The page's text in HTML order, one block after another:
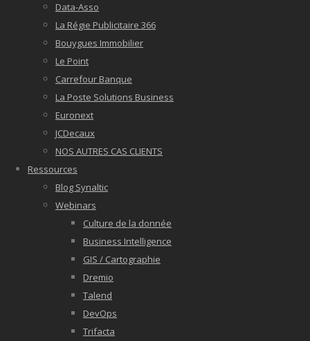
Data-Asso
La Régie Publicitaire 366
Bouygues Immobilier
Le Point
Carrefour Banque
La Poste Solutions Business
Euronext
JCDecaux
NOS AUTRES CAS CLIENTS
Ressources
Blog Synaltic
Webinars
Culture de la donnée
Business Intelligence
GIS / Cartographie
Dremio
Talend
DevOps
Trifacta